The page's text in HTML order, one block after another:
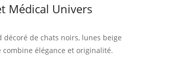
Médical Univers
de chats noirs, lunes beige
combine élégance et originalité.